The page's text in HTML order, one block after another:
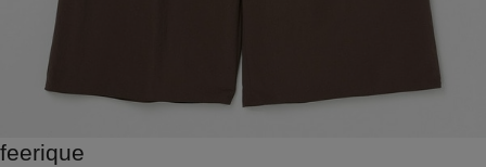
feerique